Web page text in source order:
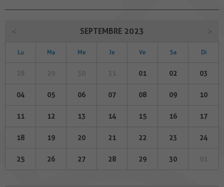
SEPTEMBRE 2023
Lu Ma Me Je Ve Sa Di
01 02 03
04 05 06 07 08 09 10
11 12 13 14 15 16 17
18 19 20 21 22 23 24
25 26 27 28 29 30